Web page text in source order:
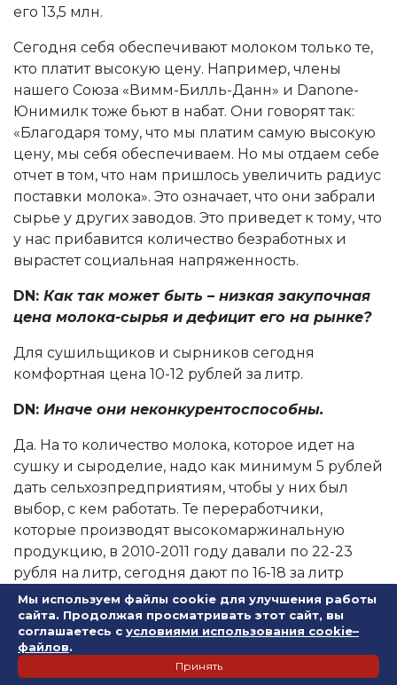
его 13,5 млн.
Сегодня себя обеспечивают молоком только те,
кто платит высокую цену. Например, члены
нашего Союза «Вимм-Билль-Данн» и Danone-
Юнимилк тоже бьют в набат. Они говорят так:
«Благодаря тому, что мы платим самую высокую
цену, мы себя обеспечиваем. Но мы отдаем себе
отчет в том, что нам пришлось увеличить радиус
поставки молока». Это означает, что они забрали
сырье у других заводов. Это приведет к тому, что
у нас прибавится количество безработных и
вырастет социальная напряженность.
DN: Как так может быть – низкая закупочная
цена молока-сырья и дефицит его на рынке?
Для сушильщиков и сырников сегодня
комфортная цена 10-12 рублей за литр.
DN: Иначе они неконкурентоспособны.
Да. На то количество молока, которое идет на
сушку и сыроделие, надо как минимум 5 рублей
дать сельхозпредприятиям, чтобы у них был
выбор, с кем работать. Те переработчики,
которые производят высокомаржинальную
продукцию, в 2010-2011 году давали по 22-23
рубля на литр, сегодня дают по 16-18 за литр
высшего сорта.
Цены на полках с 2011 г. выросли , но зачем
переработчикам платить 23-24 рубля
необходимые для прибыльной работы
Мы используем файлы cookie для улучшения работы
сайта. Продолжая просматривать этот сайт, вы
соглашаетесь с условиями использования cookie–
файлов.
Принять